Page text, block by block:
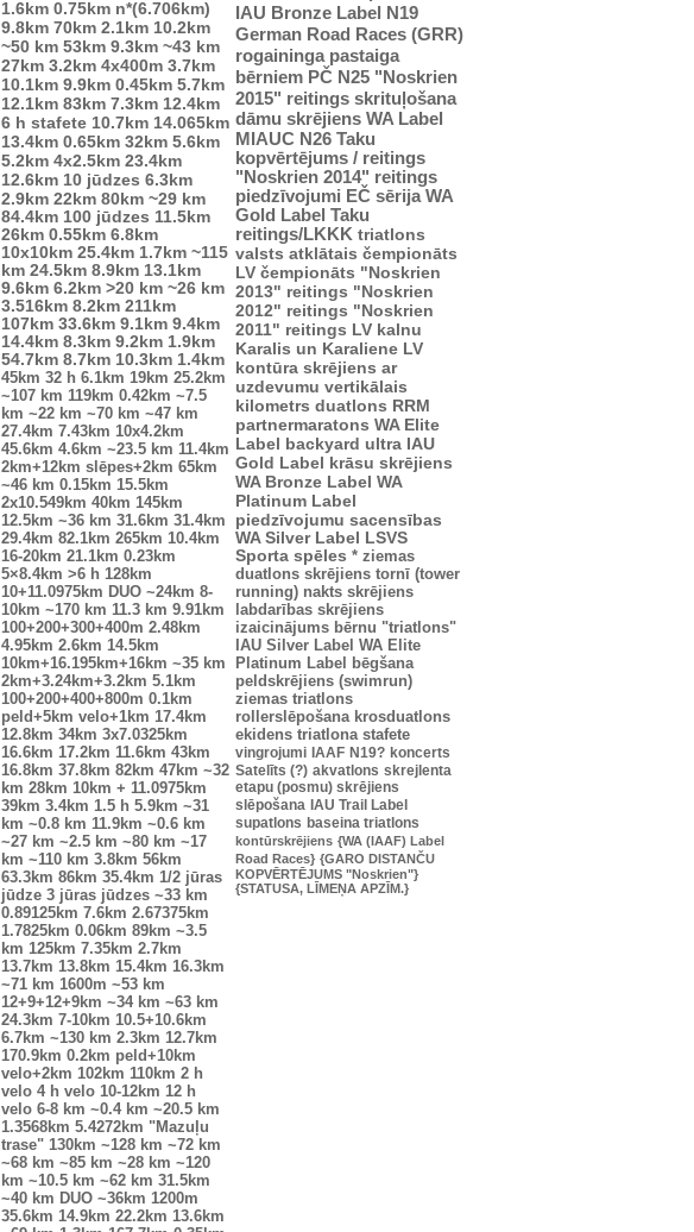
1.6km 0.75km n*(6.706km)
9.8km 70km 2.1km 10.2km
~50 km 53km 9.3km ~43 km
27km 3.2km 4x400m 3.7km
10.1km 9.9km 0.45km 5.7km
12.1km 83km 7.3km 12.4km
6 h stafete 10.7km 14.065km
13.4km 0.65km 32km 5.6km
5.2km 4x2.5km 23.4km
12.6km 10 jūdzes 6.3km
2.9km 22km 80km ~29 km
84.4km 100 jūdzes 11.5km
26km 0.55km 6.8km
10x10km 25.4km 1.7km ~115
km 24.5km 8.9km 13.1km
9.6km 6.2km >20 km ~26 km
3.516km 8.2km 211km
107km 33.6km 9.1km 9.4km
14.4km 8.3km 9.2km 1.9km
54.7km 8.7km 10.3km 1.4km
45km 32 h 6.1km 19km 25.2km
~107 km 119km 0.42km ~7.5
km ~22 km ~70 km ~47 km
27.4km 7.43km 10x4.2km
45.6km 4.6km ~23.5 km 11.4km
2km+12km slēpes+2km 65km
~46 km 0.15km 15.5km
2x10.549km 40km 145km
12.5km ~36 km 31.6km 31.4km
29.4km 82.1km 265km 10.4km
16-20km 21.1km 0.23km
5×8.4km >6 h 128km
10+11.0975km DUO ~24km 8-
10km ~170 km 11.3 km 9.91km
100+200+300+400m 2.48km
4.95km 2.6km 14.5km
10km+16.195km+16km ~35 km
2km+3.24km+3.2km 5.1km
100+200+400+800m 0.1km
peld+5km velo+1km 17.4km
12.8km 34km 3x7.0325km
16.6km 17.2km 11.6km 43km
16.8km 37.8km 82km 47km ~32
km 28km 10km + 11.0975km
39km 3.4km 1.5 h 5.9km ~31
km ~0.8 km 11.9km ~0.6 km
~27 km ~2.5 km ~80 km ~17
km ~110 km 3.8km 56km
63.3km 86km 35.4km 1/2 jūras
jūdze 3 jūras jūdzes ~33 km
0.89125km 7.6km 2.67375km
1.7825km 0.06km 89km ~3.5
km 125km 7.35km 2.7km
13.7km 13.8km 15.4km 16.3km
~71 km 1600m ~53 km
12+9+12+9km ~34 km ~63 km
24.3km 7-10km 10.5+10.6km
6.7km ~130 km 2.3km 12.7km
170.9km 0.2km peld+10km
velo+2km 102km 110km 2 h
velo 4 h velo 10-12km 12 h
velo 6-8 km ~0.4 km ~20.5 km
1.3568km 5.4272km "Mazuļu
trase" 130km ~128 km ~72 km
~68 km ~85 km ~28 km ~120
km ~10.5 km ~62 km 31.5km
~40 km DUO ~36km 1200m
35.6km 14.9km 22.2km 13.6km
IAU Bronze Label N19
German Road Races (GRR)
rogaininga pastaiga
bērniem PČ N25 "Noskrien
2015" reitings skrituļošana
dāmu skrējiens WA Label
MIAUC N26 Taku
kopvērtējums / reitings
"Noskrien 2014" reitings
piedzīvojumi EČ sērija WA
Gold Label Taku
reitings/LKKK triatlons
valsts atklātais čempionāts
LV čempionāts "Noskrien
2013" reitings "Noskrien
2012" reitings "Noskrien
2011" reitings LV kalnu
Karalis un Karaliene LV
kontūra skrējiens ar
uzdevumu vertikālais
kilometrs duatlons RRM
partnermaratons WA Elite
Label backyard ultra IAU
Gold Label krāsu skrējiens
WA Bronze Label WA
Platinum Label
piedzīvojumu sacensības
WA Silver Label LSVS
Sporta spēles * ziemas
duatlons skrējiens tornī (tower
running) nakts skrējiens
labdarības skrējiens
izaicinājums bērnu "triatlons"
IAU Silver Label WA Elite
Platinum Label bēgšana
peldskrējiens (swimrun)
ziemas triatlons
rollerslēpošana krosduatlons
ekidens triatlona stafete
vingrojumi IAAF N19? koncerts
Satelīts (?) akvatlons skrejlenta
etapu (posmu) skrējiens
slēpošana
IAU Trail Label
supatlons baseina triatlons
kontūrskrējiens {WA (IAAF) Label
Road Races} {GARO DISTANČU
KOPVĒRTĒJUMS "Noskrien"}
{STATUSA, LĪMEŅA APZĪM.}